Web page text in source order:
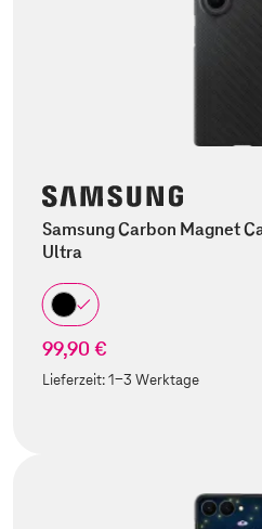
Samsung Carbon Magnet
Ultra
99,90 €
Lieferzeit:1-3 Werktage